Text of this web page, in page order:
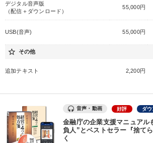
デジタル音声版
（配信＋ダウンロード）
55,000円
USB(音声) 55,000円
star_border その他
追加テキスト 2,200円
音声・動画 好評 ダ
金融庁の企業支援マニュアル
負人”とベストセラー『捨て
く